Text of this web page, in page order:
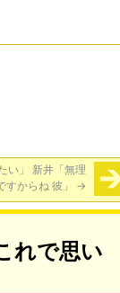
い」 新井「無理
すからね 彼」 →
れで思い